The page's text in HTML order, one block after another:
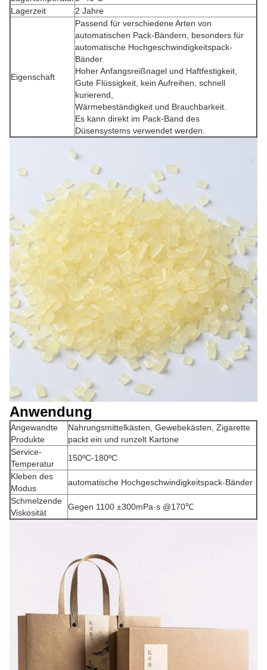
Lagerzeit
2 Jahre
Eigenschaft
Passend für verschiedene Arten von
automatischen Pack-Bändern, besonders für
automatische Hochgeschwindigkeitspack-
Bänder.
Hoher Anfangsreißnagel und Haftfestigkeit,
Gute Flüssigkeit, kein Aufreihen, schnell
kurierend,
Wärmebeständigkeit und Brauchbarkeit.
Es kann direkt im Pack-Band des
Düsensystems verwendet werden.
Anwendung
Angewandte
Produkte
Nahrungsmittelkästen, Gewebekästen, Zigarette
packt ein und runzelt Kartone
Service-
Temperatur
150ºC-180ºC
Kleben des
Modus
automatische Hochgeschwindigkeitspack-Bänder
Schmelzende
Viskosität
Gegen 1100 ±300mPa·s @170℃